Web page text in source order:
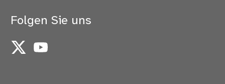
Folgen Sie uns
X YouTube